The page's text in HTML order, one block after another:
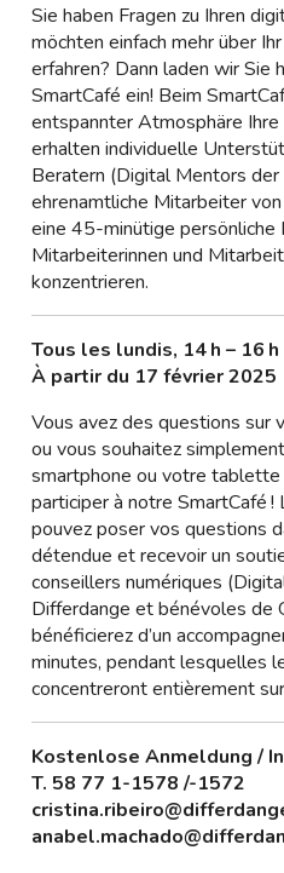
Sie haben Fragen zu Ihren
möchten einfach mehr über
erfahren? Dann laden wir Sie
SmartCafé ein! Beim
entspannter Atmosphäre
erhalten individuelle
Beratern (Digital Mentors
ehrenamtliche Mitarbeiter
eine 45-minütige persönliche
Mitarbeiterinnen und
konzentrieren.
Tous les lundis, 14 h – 16 h
À partir du 17 février 2025
Vous avez des questions sur
ou vous souhaitez
smartphone ou votre tablette
participer à notre SmartCafé !
pouvez poser vos questions
détendue et recevoir un
conseillers numériques
Differdange et bénévoles de
bénéficierez d’un
minutes, pendant lesquelles
concentreront entièrement
Kostenlose Anmeldung /
T. 58 77 1-1578 /-1572